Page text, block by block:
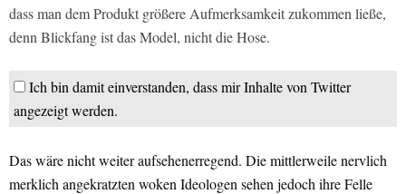
dass man dem Produkt größere Aufmerksamkeit zukommen ließe,
denn Blickfang ist das Model, nicht die Hose.
Ich bin damit einverstanden, dass mir Inhalte von Twitter
angezeigt werden.
Das wäre nicht weiter aufsehenerregend. Die mittlerweile nervlich
merklich angekratzten woken Ideologen sehen jedoch ihre Felle